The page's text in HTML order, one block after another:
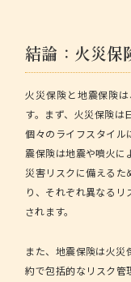
結論：火災保
火災保険と地震保険
す。まず、火災保険は
個々のライフスタイル
震保険は地震や噴火に
災害リスクに備えるた
り、それぞれ異なる
されます。
また、地震保険は火
約で包括的なリスク管